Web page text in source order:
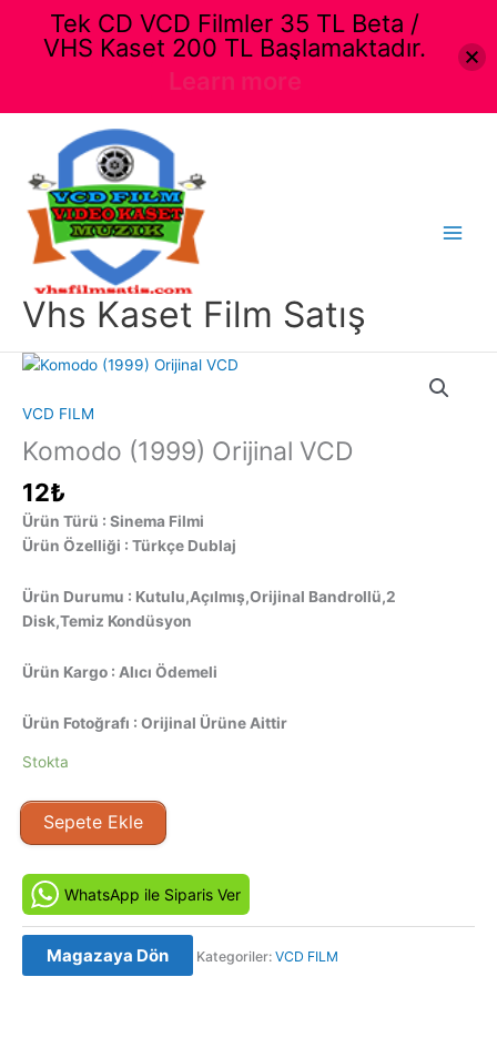
Vhs Kaset Film Satış
VCD FILM
Komodo (1999) Orijinal VCD
12₺
Ürün Türü : Sinema Filmi
Ürün Özelliği : Türkçe Dublaj
Ürün Durumu : Kutulu,Açılmış,Orijinal Bandrollü,2
Disk,Temiz Kondüsyon
Ürün Kargo : Alıcı Ödemeli
Ürün Fotoğrafı : Orijinal Ürüne Aittir
Stokta
Komodo
(1999)
VCD
adet
Sepete Ekle
WhatsApp ile Siparis Ver
Magazaya Dön Kategoriler: VCD FILM
Tek CD VCD Filmler 35 TL Beta /
VHS Kaset 200 TL Başlamaktadır.
Learn more